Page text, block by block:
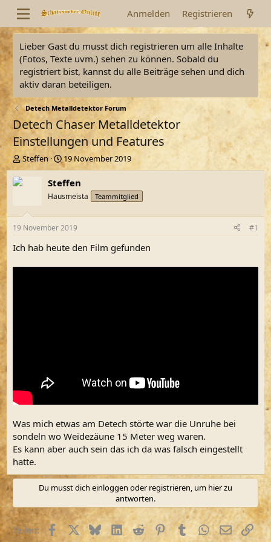
Anmelden Registrieren
Lieber Gast du musst dich registrieren um alle Inhalte
(Fotos, Texte uvm.) sehen zu können. Sobald du
registriert bist, kannst du alle Beiträge sehen und dich
aktiv daran beteiligen.
Detech Metalldetektor Forum
Detech Chaser Metalldetektor
Einstellungen und Features
E
r
s
l
e
r
Steffen
E
r
s
e
l
t
a
19 November 2019
Steffen
Hausmeista Teammitglied
19 November 2019 #1
Ich hab heute den Film gefunden
Was mich etwas am Detech störte war die Unruhe bei
sondeln wo Weidezäune 15 Meter weg waren.
Es kann aber auch sein das ich da was falsch eingestellt
hatte.
Du musst dich einloggen oder registrieren, um hier zu
antworten.
Teilen: FacebookX (Twitter)
BlueskyLinkedIn
Reddit PinterestTumblrWhatsApp
E-MailLink